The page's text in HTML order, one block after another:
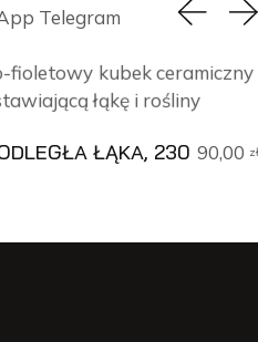
Telegram
ŁĄKA, 230 90,00 zł